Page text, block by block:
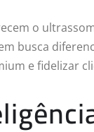
o
busca
e fidelizar